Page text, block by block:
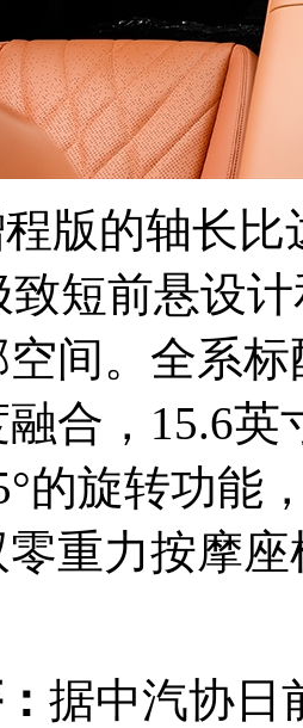
版的轴长
致短前悬设
间。全系
合，15.6
的旋转功能
重力按摩
据中汽协日